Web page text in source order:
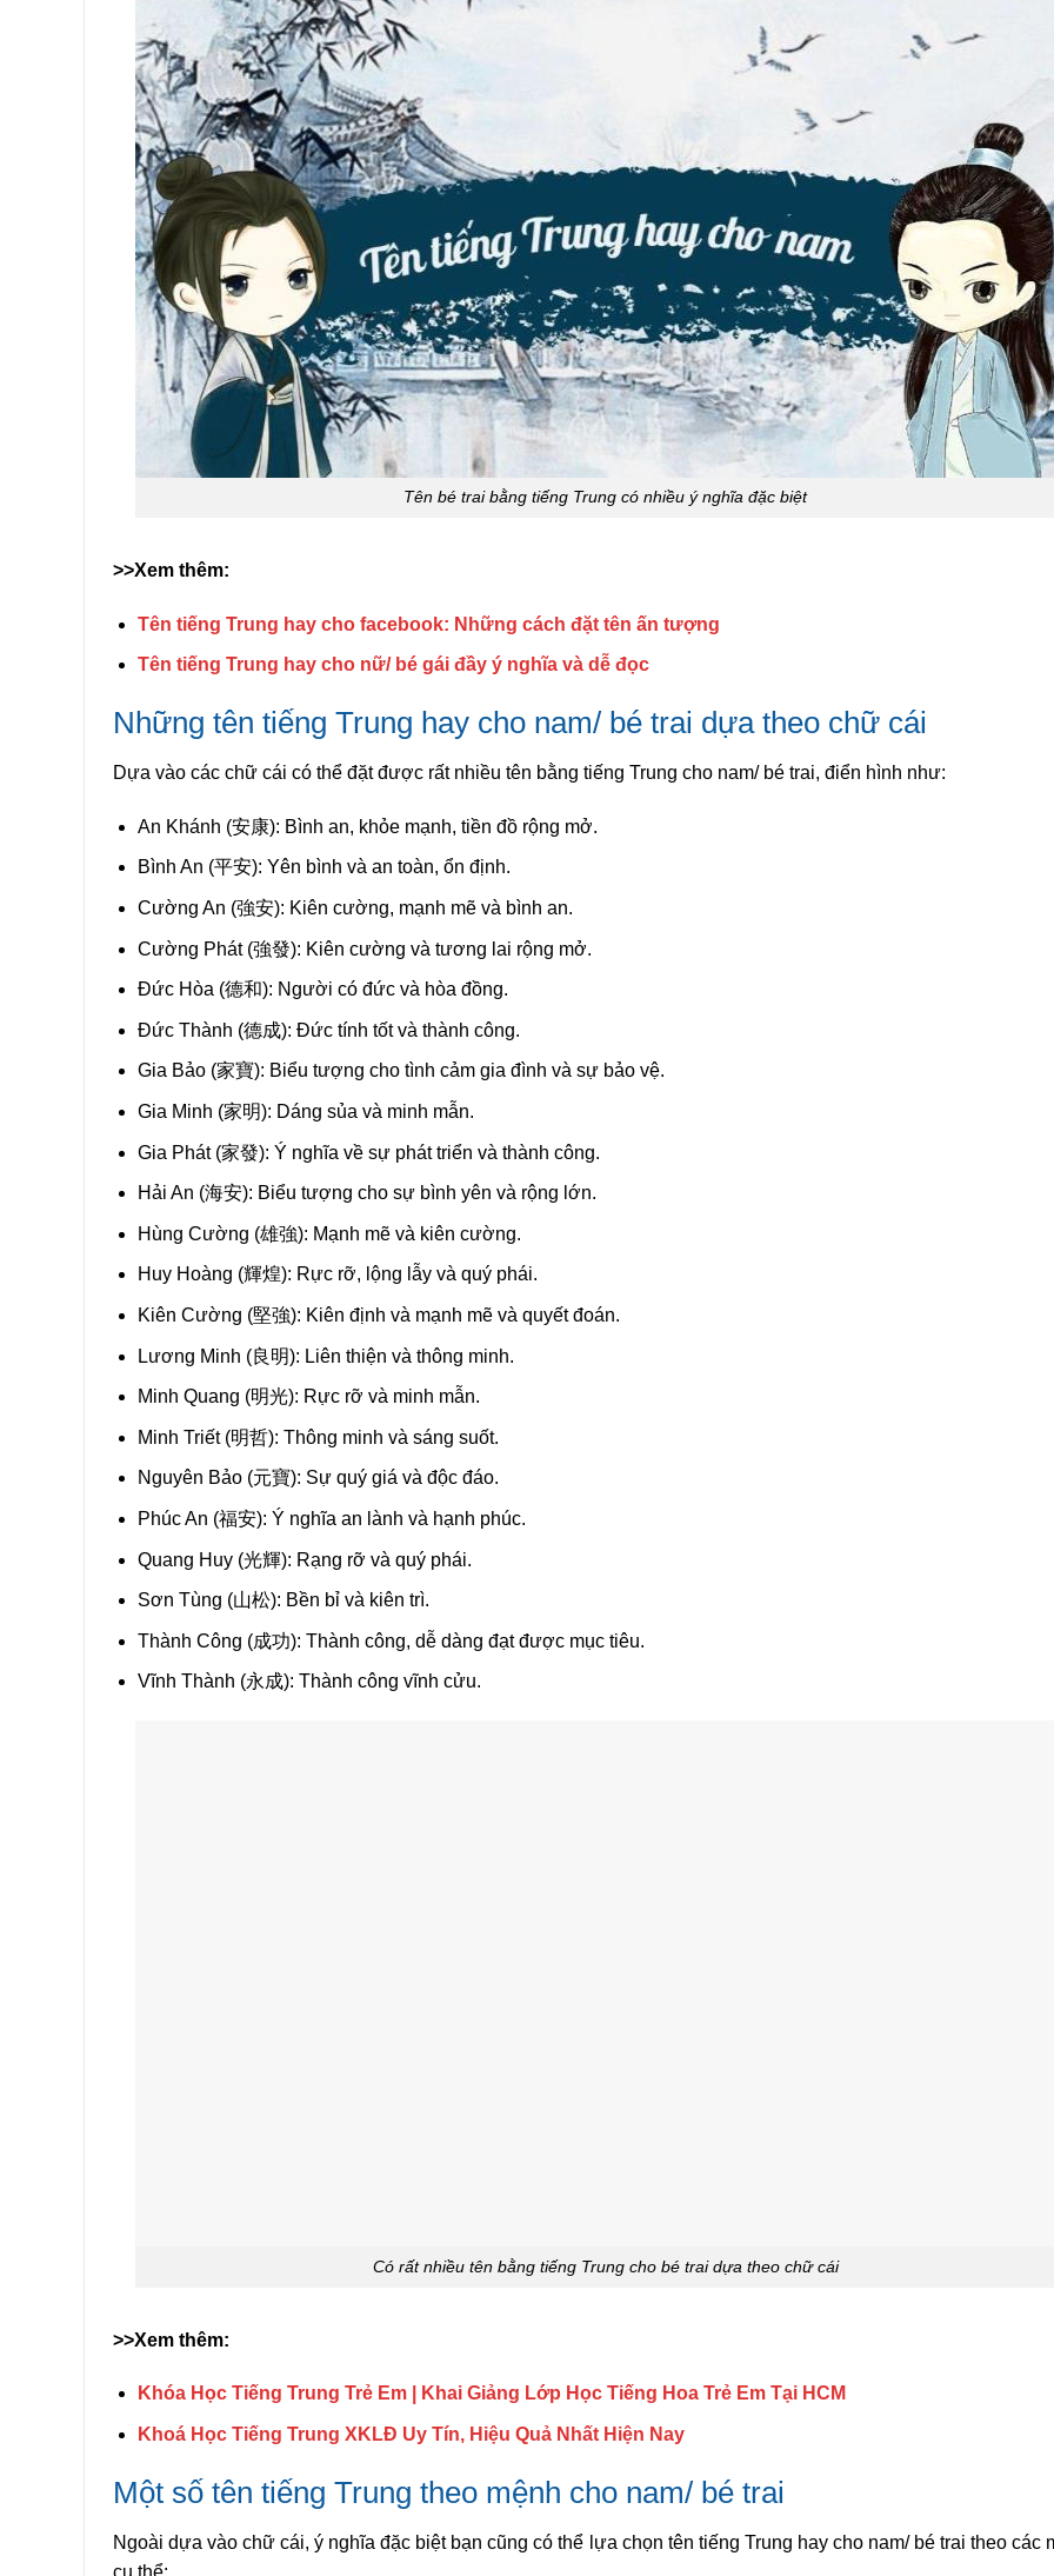
Tên bé trai bằng tiếng Trung có nhiều ý nghĩa đặc biệt
>>Xem thêm:
Tên tiếng Trung hay cho facebook: Những cách đặt tên ấn tượng
Tên tiếng Trung hay cho nữ/ bé gái đầy ý nghĩa và dễ đọc
Những tên tiếng Trung hay cho nam/ bé trai dựa theo chữ cái
Dựa vào các chữ cái có thể đặt được rất nhiều tên bằng tiếng Trung cho nam/ bé trai, điển hình như:
An Khánh (安康): Bình an, khỏe mạnh, tiền đồ rộng mở.
Bình An (平安): Yên bình và an toàn, ổn định.
Cường An (強安): Kiên cường, mạnh mẽ và bình an.
Cường Phát (強發): Kiên cường và tương lai rộng mở.
Đức Hòa (德和): Người có đức và hòa đồng.
Đức Thành (德成): Đức tính tốt và thành công.
Gia Bảo (家寶): Biểu tượng cho tình cảm gia đình và sự bảo vệ.
Gia Minh (家明): Dáng sủa và minh mẫn.
Gia Phát (家發): Ý nghĩa về sự phát triển và thành công.
Hải An (海安): Biểu tượng cho sự bình yên và rộng lớn.
Hùng Cường (雄強): Mạnh mẽ và kiên cường.
Huy Hoàng (輝煌): Rực rỡ, lộng lẫy và quý phái.
Kiên Cường (堅強): Kiên định và mạnh mẽ và quyết đoán.
Lương Minh (良明): Liên thiện và thông minh.
Minh Quang (明光): Rực rỡ và minh mẫn.
Minh Triết (明哲): Thông minh và sáng suốt.
Nguyên Bảo (元寶): Sự quý giá và độc đáo.
Phúc An (福安): Ý nghĩa an lành và hạnh phúc.
Quang Huy (光輝): Rạng rỡ và quý phái.
Sơn Tùng (山松): Bền bỉ và kiên trì.
Thành Công (成功): Thành công, dễ dàng đạt được mục tiêu.
Vĩnh Thành (永成): Thành công vĩnh cửu.
Có rất nhiều tên bằng tiếng Trung cho bé trai dựa theo chữ cái
>>Xem thêm:
Khóa Học Tiếng Trung Trẻ Em | Khai Giảng Lớp Học Tiếng Hoa Trẻ Em Tại HCM
Khoá Học Tiếng Trung XKLĐ Uy Tín, Hiệu Quả Nhất Hiện Nay
Một số tên tiếng Trung theo mệnh cho nam/ bé trai
Ngoài dựa vào chữ cái, ý nghĩa đặc biệt bạn cũng có thể lựa chọn tên tiếng Trung hay cho nam/ bé trai theo các
cụ thể: